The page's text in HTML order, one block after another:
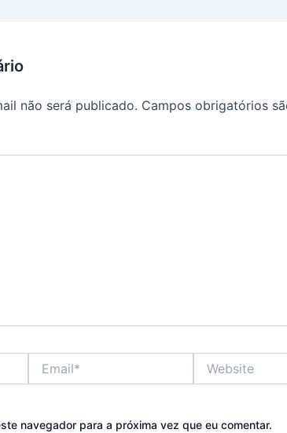
não será publicado. Campos obrigatórios
navegador para a próxima vez que eu comentar.